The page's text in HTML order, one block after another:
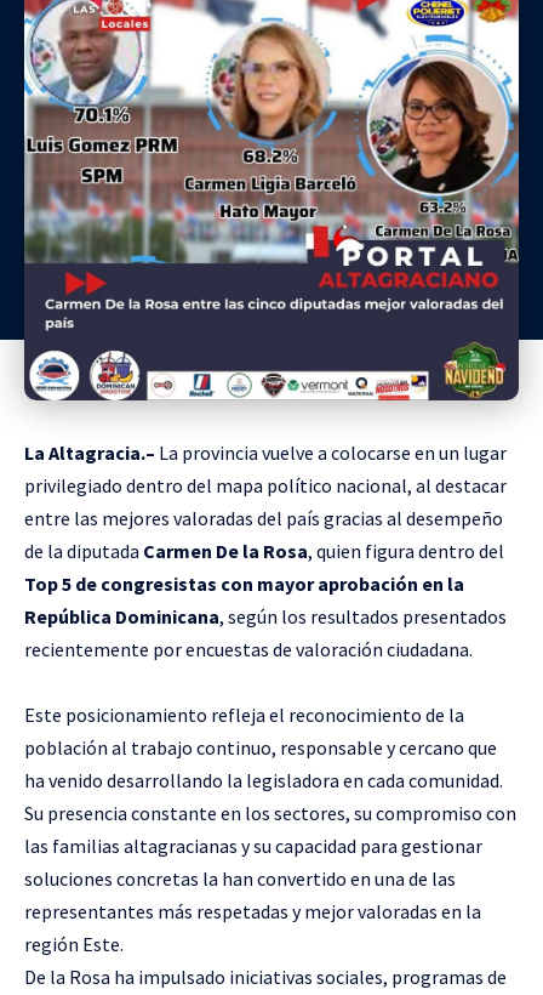
La Altagracia.– La provincia vuelve a colocarse en un lugar
privilegiado dentro del mapa político nacional, al destacar
entre las mejores valoradas del país gracias al desempeño
de la diputada Carmen De la Rosa, quien figura dentro del
Top 5 de congresistas con mayor aprobación en la
República Dominicana, según los resultados presentados
recientemente por encuestas de valoración ciudadana.
Este posicionamiento refleja el reconocimiento de la
población al trabajo continuo, responsable y cercano que
ha venido desarrollando la legisladora en cada comunidad.
Su presencia constante en los sectores, su compromiso con
las familias altagracianas y su capacidad para gestionar
soluciones concretas la han convertido en una de las
representantes más respetadas y mejor valoradas en la
región Este.
De la Rosa ha impulsado iniciativas sociales, programas de